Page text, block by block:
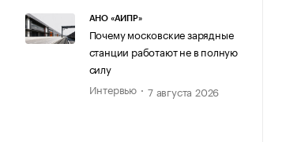
АНО «АИПР»
Почему московские зарядные
станции работают не в полную
силу
Интервью
7 августа 2026